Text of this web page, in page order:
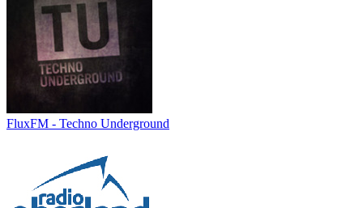
FluxFM - Techno Underground